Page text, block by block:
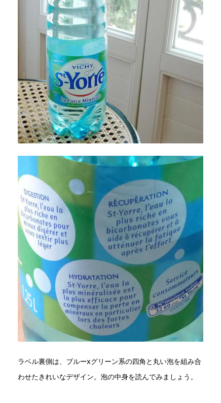
ラベル裏側は、ブルーxグリーン系の四角と丸い泡を組み合
わせたきれいなデザイン。泡の中身を読んでみましょう。